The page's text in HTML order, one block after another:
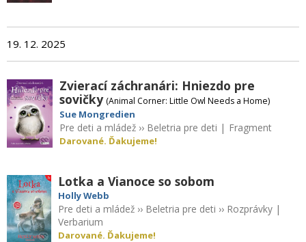
19. 12. 2025
Zvierací záchranári: Hniezdo pre
sovičky (Animal Corner: Little Owl Needs a Home)
Sue Mongredien
Pre deti a mládež ›› Beletria pre deti | Fragment
Darované. Ďakujeme!
Lotka a Vianoce so sobom
Holly Webb
Pre deti a mládež ›› Beletria pre deti ›› Rozprávky |
Verbarium
Darované. Ďakujeme!